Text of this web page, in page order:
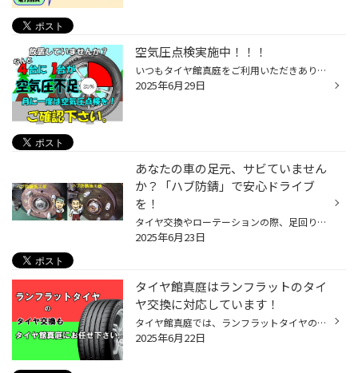
空気圧点検実施中！！！
いつもタイヤ館真庭をご利用いただきありがとうございます 安心・安全のため、お出かけ前に空気圧点検されませんか？？？ 空気圧点検の重要性 タイヤの空気圧は、安全性や燃費に影響するため、定期的な点検が必要です。 空気圧が不足していると、タイヤの偏摩耗や燃費の悪化、最悪の場合バーストに...
2025年6月29日
あなたの車の足元、サビていません
か？「ハブ防錆」で安心ドライブ
を！
タイヤ交換やローテーションの際、足回りを点検すると「あれ？サビてる…」 なんて経験はありませんか？ 実は、ホイールを取り付ける車体側の中心部分「ハブ」は、 雨や泥水、融雪剤などの影響で非常にサビやすいんです。 なぜハブ防錆が必要なの？ 「たかがサビ」と侮るなかれ！ハブのサビを放置す...
2025年6月23日
タイヤ館真庭はランフラットのタイ
ヤ交換に対応しています！
タイヤ館真庭では、ランフラットタイヤの交換を承っております。 ランフラットタイヤは、パンクしても一定距離を走行できる便利なタイヤですが、 その特殊な構造から交換には専門的な知識と設備が必要です。 レバーレスチェンジャー 当店には、ランフラットタイヤの交換に精通した国家資格を持つプ...
2025年6月22日